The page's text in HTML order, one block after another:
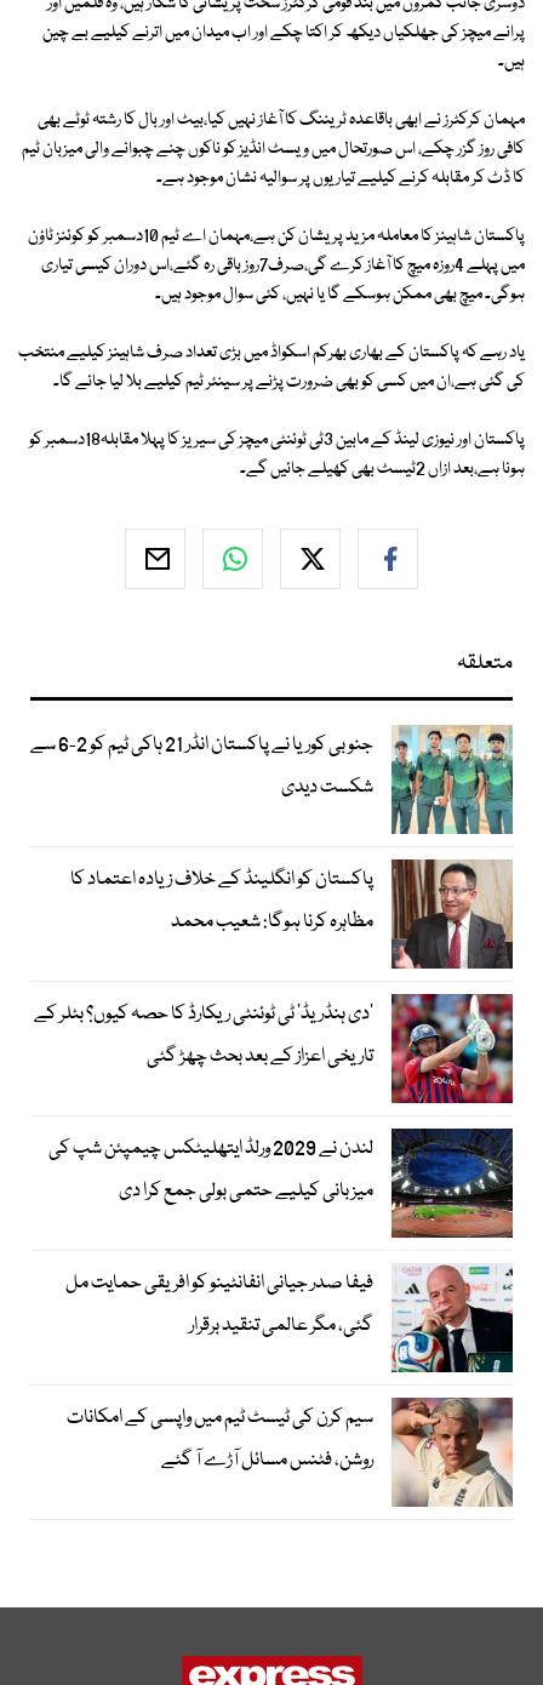
پرانے میچز کی جھلکیاں دیکھ کر اکتا چکے اور اب میدان میں اترنے کیلیے بے چین
ہیں۔
مہمان کرکٹرز نے ابھی باقاعدہ ٹریننگ کا آغاز نہیں کیا،بیٹ اور بال کا رشتہ ٹوٹے بھی
کافی روز گزر چکے، اس صورتحال میں ویسٹ انڈیز کو ناکوں چنے چبوانے والی میزبان ٹیم
کا ڈٹ کر مقابلہ کرنے کیلیے تیاریوں پر سوالیہ نشان موجود ہے۔
پاکستان شاہینز کا معاملہ مزید پریشان کن ہے،مہمان اے ٹیم 10دسمبر کو کوئنز ٹاؤن
میں پہلے 4روزہ میچ کا آغاز کرے گی،صرف7روز باقی رہ گئے،اس دوران کیسی تیاری
ہوگی۔ میچ بھی ممکن ہوسکے گا یا نہیں، کئی سوال موجود ہیں۔
یاد رہے کہ پاکستان کے بھاری بھرکم اسکواڈ میں بڑی تعداد صرف شاہینز کیلیے منتخب
کی گئی ہے،ان میں کسی کو بھی ضرورت پڑنے پر سینئر ٹیم کیلیے بلا لیا جائے گا۔
پاکستان اور نیوزی لینڈ کے مابین 3ٹی ٹوئنٹی میچز کی سیریز کا پہلا مقابلہ18دسمبر کو
ہونا ہے،بعد ازاں 2ٹیسٹ بھی کھیلے جائیں گے۔
متعلقہ
جنوبی کوریا نے پاکستان انڈر 21 ہاکی ٹیم کو 2-6 سے
شکست دیدی
پاکستان کو انگلینڈ کے خلاف زیادہ اعتماد کا
مظاہرہ کرنا ہوگا: شعیب محمد
’دی ہنڈریڈ‘ ٹی ٹوئنٹی ریکارڈ کا حصہ کیوں؟ بٹلر کے
تاریخی اعزاز کے بعد بحث چھڑ گئی
لندن نے 2029 ورلڈ ایتھلیٹکس چیمپئن شپ کی
میزبانی کیلیے حتمی بولی جمع کرا دی
فیفا صدر جیانی انفانٹینو کو افریقی حمایت مل
گئی، مگر عالمی تنقید برقرار
سیم کرن کی ٹیسٹ ٹیم میں واپسی کے امکانات
روشن، فٹنس مسائل آڑے آ گئے